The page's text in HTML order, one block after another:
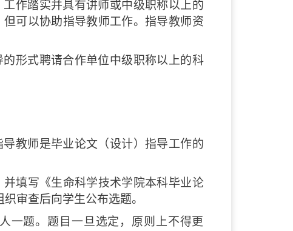
作踏实并具有讲师或中级职称以上的
可以协助指导教师工作。指导教师资
形式聘请合作单位中级职称以上的科
教师是毕业论文（设计）指导工作的
并填写《生命科学技术学院本科毕业论
审查后向学生公布选题。
一题。题目一旦选定，原则上不得更